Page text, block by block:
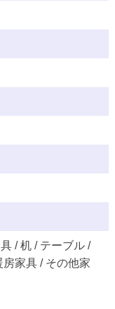
/ 机 / テーブル /
家具 / その他家